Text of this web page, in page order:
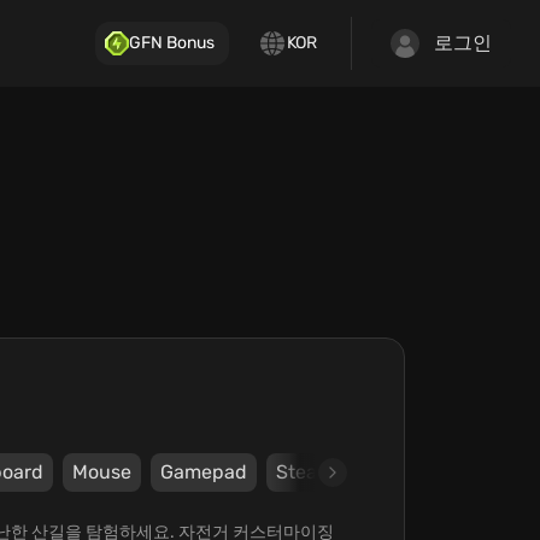
GFN Bonus KOR 로그인
Mouse Gamepad Steam
산길을 탐험하세요. 자전거 커스터마이징